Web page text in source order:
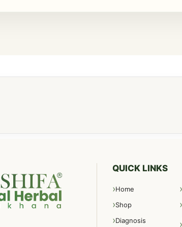
QUICK LINKS
Home
Shop
Diagnosis